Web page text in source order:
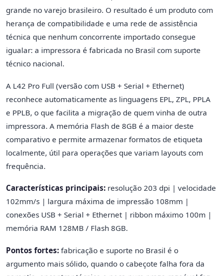
grande no varejo brasileiro. O resultado é um produto com
herança de compatibilidade e uma rede de assistência
técnica que nenhum concorrente importado consegue
igualar: a impressora é fabricada no Brasil com suporte
técnico nacional.
A L42 Pro Full (versão com USB + Serial + Ethernet)
reconhece automaticamente as linguagens EPL, ZPL, PPLA
e PPLB, o que facilita a migração de quem vinha de outra
impressora. A memória Flash de 8GB é a maior deste
comparativo e permite armazenar formatos de etiqueta
localmente, útil para operações que variam layouts com
frequência.
Características principais: resolução 203 dpi | velocidade
102mm/s | largura máxima de impressão 108mm |
conexões USB + Serial + Ethernet | ribbon máximo 100m |
memória RAM 128MB / Flash 8GB.
Pontos fortes: fabricação e suporte no Brasil é o
argumento mais sólido, quando o cabeçote falha fora da